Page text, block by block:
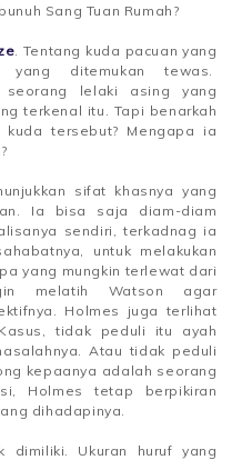
Sang Tuan Rumah?
. Tentang kuda pacuan yang
yang ditemukan tewas.
seorang lelaki asing yang
terkenal itu. Tapi benarkah
kuda tersebut? Mengapa ia
sifat khasnya yang
Ia bisa saja diam-diam
sendiri, terkadnag ia
untuk melakukan
yang mungkin terlewat dari
melatih Watson agar
Holmes juga terlihat
tidak peduli itu ayah
Atau tidak peduli
kepaanya adalah seorang
Holmes tetap berpikiran
dihadapinya.
dimiliki. Ukuran huruf yang